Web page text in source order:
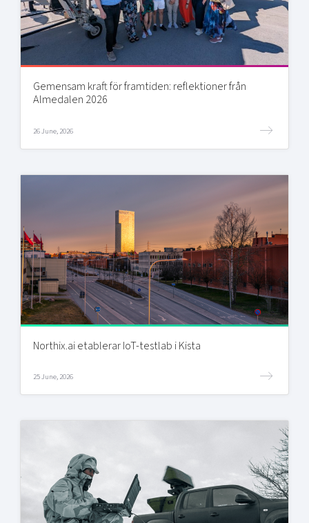
Gemensam kraft för framtiden: reflektioner från
Almedalen 2026
26 June, 2026
Northix.ai etablerar IoT-testlab i Kista
25 June, 2026